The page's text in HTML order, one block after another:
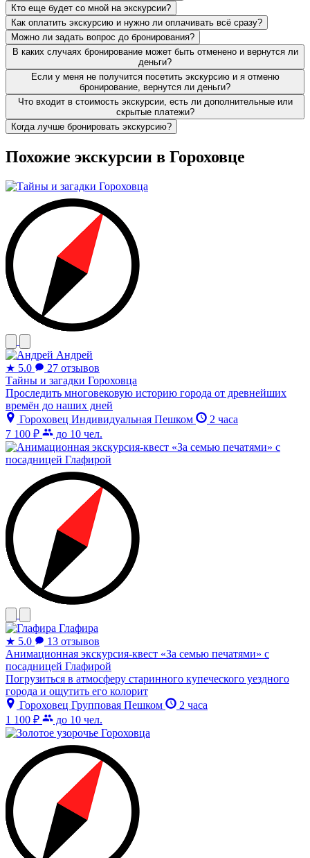
Кто еще будет со мной на экскурсии?
Как оплатить экскурсию и нужно ли оплачивать всё сразу?
Можно ли задать вопрос до бронирования?
В каких случаях бронирование может быть отменено и вернутся ли
деньги?
Если у меня не получится посетить экскурсию и я отменю
бронирование, вернутся ли деньги?
Что входит в стоимость экскурсии, есть ли дополнительные или
скрытые платежи?
Когда лучше бронировать экскурсию?
Похожие экскурсии в Гороховце
Андрей
★ 5.0
27 отзывов
Тайны и загадки Гороховца
Проследить многовековую историю города от древнейших
времён до наших дней
Гороховец Индивидуальная Пешком
2 часа
7 100 ₽
до 10 чел.
Глафира
★ 5.0
13 отзывов
Анимационная экскурсия-квест «За семью печатями» с
посадницей Глафирой
Погрузиться в атмосферу старинного купеческого уездного
города и ощутить его колорит
Гороховец Групповая Пешком
2 часа
1 100 ₽
до 10 чел.